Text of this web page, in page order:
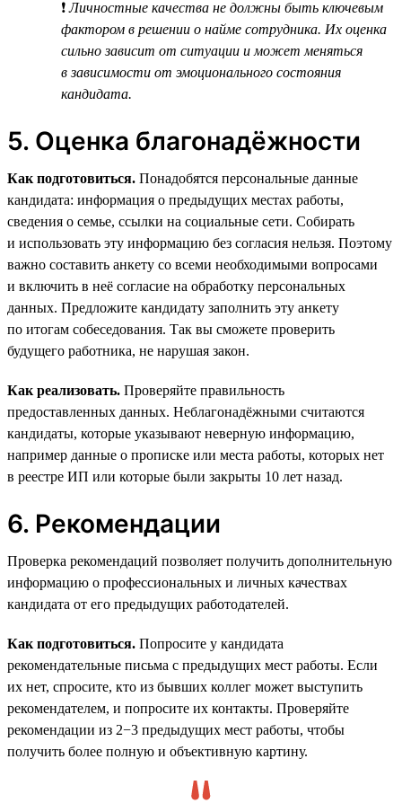
❗Личностные качества не должны быть ключевым
фактором в решении о найме сотрудника. Их оценка
сильно зависит от ситуации и может меняться
в зависимости от эмоционального состояния
кандидата.
5. Оценка благонадёжности
Как подготовиться. Понадобятся персональные данные
кандидата: информация о предыдущих местах работы,
сведения о семье, ссылки на социальные сети. Собирать
и использовать эту информацию без согласия нельзя. Поэтому
важно составить анкету со всеми необходимыми вопросами
и включить в неё согласие на обработку персональных
данных. Предложите кандидату заполнить эту анкету
по итогам собеседования. Так вы сможете проверить
будущего работника, не нарушая закон.
Как реализовать. Проверяйте правильность
предоставленных данных. Неблагонадёжными считаются
кандидаты, которые указывают неверную информацию,
например данные о прописке или места работы, которых нет
в реестре ИП или которые были закрыты 10 лет назад.
6. Рекомендации
Проверка рекомендаций позволяет получить дополнительную
информацию о профессиональных и личных качествах
кандидата от его предыдущих работодателей.
Как подготовиться. Попросите у кандидата
рекомендательные письма с предыдущих мест работы. Если
их нет, спросите, кто из бывших коллег может выступить
рекомендателем, и попросите их контакты. Проверяйте
рекомендации из 2−3 предыдущих мест работы, чтобы
получить более полную и объективную картину.